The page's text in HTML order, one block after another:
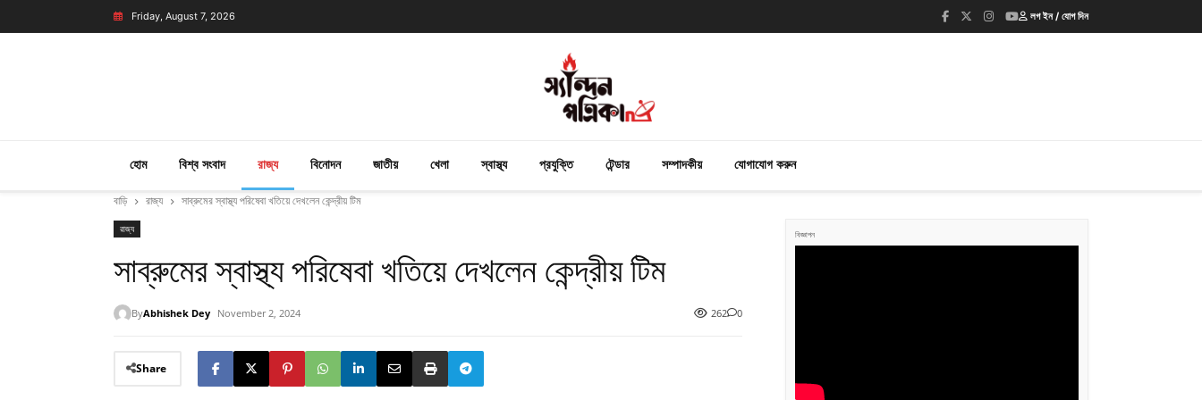
Friday, August 7, 2026 লগ ইন / যোগ দিন
হোম বিশ্ব সংবাদ রাজ্য বিনোদন জাতীয় খেলা স্বাস্থ্য প্রযুক্তি টেন্ডার সম্পাদকীয় যোগাযোগ করুন
বাড়ি রাজ্য সাব্রুমের স্বাস্থ্য পরিষেবা খতিয়ে দেখলেন কেন্দ্রীয় টিম
রাজ্য
সাব্রুমের স্বাস্থ্য পরিষেবা খতিয়ে দেখলেন কেন্দ্রীয় টিম
ByAbhishek Dey November 2, 2024 262 0
Share
বিজ্ঞাপন